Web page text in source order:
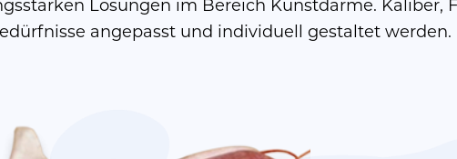
Lösungen im Bereich Kunstdärme. Kaliber,
angepasst und individuell gestaltet werden.